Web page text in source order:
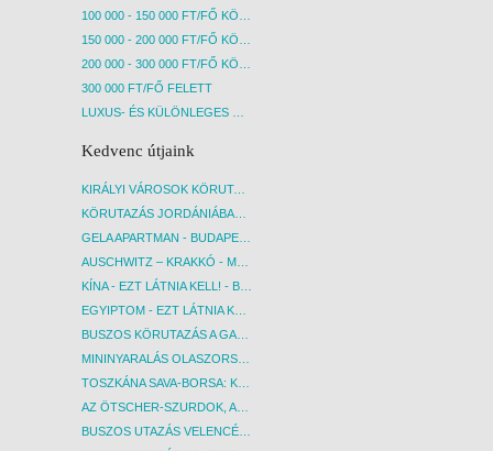
100 000 - 150 000 FT/FŐ KÖZÖTT
150 000 - 200 000 FT/FŐ KÖZÖTT
200 000 - 300 000 FT/FŐ KÖZÖTT
300 000 FT/FŐ FELETT
LUXUS- ÉS KÜLÖNLEGES UTAK
Kedvenc útjaink
KIRÁLYI VÁROSOK KÖRUTAZÁS KÖZVETLEN REPÜLŐJÁRATTAL - BUDAPEST, REPÜLŐ
KÖRUTAZÁS JORDÁNIÁBAN, HOLT-TENGERI PIHENÉSSEL - BUDAPEST, REPÜLŐ
GELA APARTMAN - BUDAPEST, REPÜLŐ
AUSCHWITZ – KRAKKÓ - MEGRÁZÓ IDŐUTAZÁS! - BUDAPEST, BUSZ
KÍNA - EZT LÁTNIA KELL! - BUDAPEST, REPÜLŐ
EGYIPTOM - EZT LÁTNIA KELL! - BUDAPEST, REPÜLŐ
BUSZOS KÖRUTAZÁS A GARDA-TÓ KÖRNYÉKÉN - BUDAPEST, BUSZ
MININYARALÁS OLASZORSZÁGBAN: ÉSZAK-OLASZ GYÖNGYSZEMEK NYOMÁBAN - BUDAPEST, BUSZ
TOSZKÁNA SAVA-BORSA: KÓSTOLÓK ÉS KULTURÁLIS UTAZÁS - BUDAPEST, BUSZ
AZ ÖTSCHER-SZURDOK, AUSZTRIA GRAND CANYONJA - BUDAPEST, BUSZ
BUSZOS UTAZÁS VELENCÉBE - BUDAPEST, BUSZ